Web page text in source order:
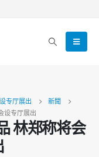
专厅展出
新聞
设专厅展出
林郑称将会